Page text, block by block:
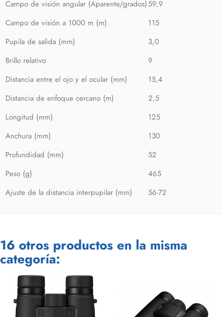
Campo de visión angular (Aparente/grados)59,9
Campo de visión a 1000 m (m)
115
Pupila de salida (mm)
3,0
Brillo relativo
9
Distancia entre el ojo y el ocular (mm)
15,4
Distancia de enfoque cercano (m)
2,5
Longitud (mm)
125
Anchura (mm)
130
Profundidad (mm)
52
Peso (g)
465
Ajuste de la distancia interpupilar (mm)
56-72
16 otros productos en la misma
categoría: